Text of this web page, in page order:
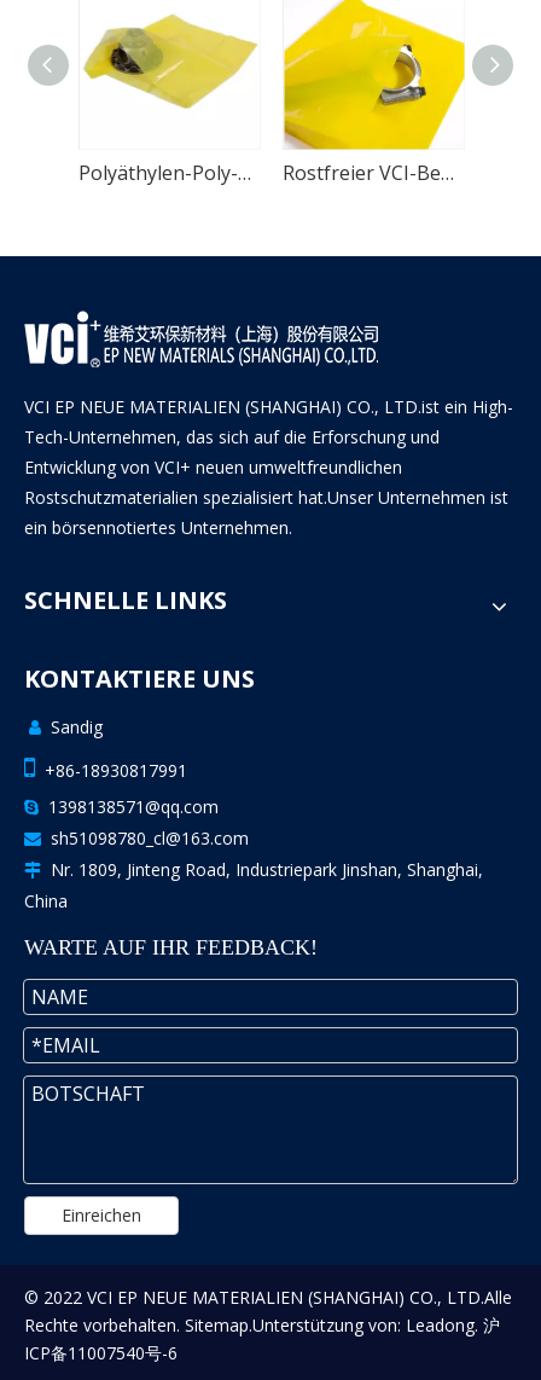
Polyäthylen-Poly-VCI-Beutel für Metallprodukte Rostfreier VCI-Beutel aus Polyethylen für Metallprodukte
VCI EP NEUE MATERIALIEN (SHANGHAI) CO., LTD.ist ein High-
Tech-Unternehmen, das sich auf die Erforschung und
Entwicklung von VCI+ neuen umweltfreundlichen
Rostschutzmaterialien spezialisiert hat.Unser Unternehmen ist
ein börsennotiertes Unternehmen.
SCHNELLE LINKS
KONTAKTIERE UNS
 Sandig
+86-18930817991
 1398138571@qq.com
 sh51098780_cl@163.com

Nr. 1809, Jinteng Road, Industriepark Jinshan, Shanghai,
China
WARTE AUF IHR FEEDBACK!
Einreichen
© 2022 VCI EP NEUE MATERIALIEN (SHANGHAI) CO., LTD.Alle
Rechte vorbehalten. Sitemap.Unterstützung von: Leadong. 沪
ICP备11007540号-6